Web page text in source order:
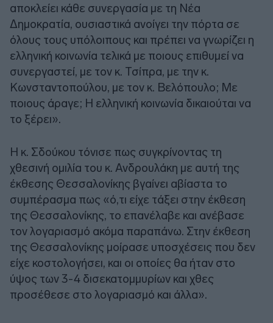
αποκλείει κάθε συνεργασία με τη Νέα
Δημοκρατία, ουσιαστικά ανοίγει την πόρτα σε
όλους τους υπόλοιπους και πρέπει να γνωρίζει η
ελληνική κοινωνία τελικά με ποιους επιθυμεί να
συνεργαστεί, με τον κ. Τσίπρα, με την κ.
Κωνσταντοπούλου, με τον κ. Βελόπουλο; Με
ποιους άραγε; Η ελληνική κοινωνία δικαιούται να
το ξέρει».
Η κ. Σδούκου τόνισε πως συγκρίνοντας τη
χθεσινή ομιλία του κ. Ανδρουλάκη με αυτή της
έκθεσης Θεσσαλονίκης βγαίνει αβίαστα το
συμπέρασμα πως «ό,τι είχε τάξει στην έκθεση
της Θεσσαλονίκης, το επανέλαβε και ανέβασε
τον λογαριασμό ακόμα παραπάνω. Στην έκθεση
της Θεσσαλονίκης μοίρασε υποσχέσεις που δεν
είχε κοστολογήσει, και οι οποίες θα ήταν στο
ύψος των 3-4 δισεκατομμυρίων και χθες
προσέθεσε στο λογαριασμό και άλλα».